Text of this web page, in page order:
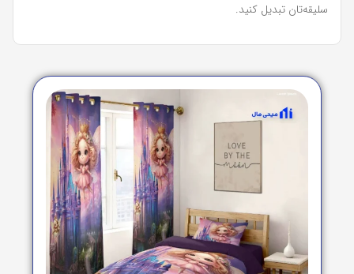
سلیقه‌تان تبدیل کنید.